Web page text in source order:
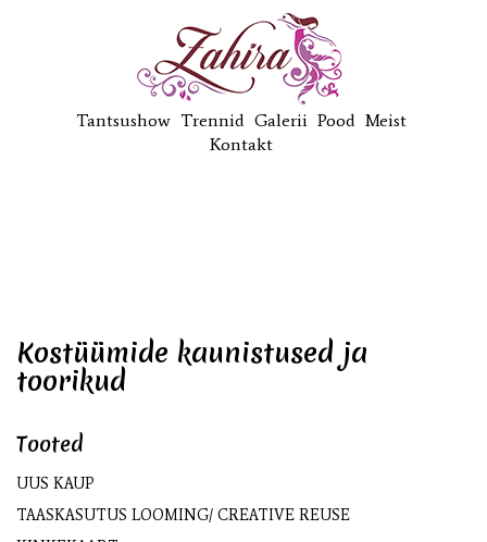
Tantsushow Trennid Galerii Pood Meist
Kontakt
Kostüümide kaunistused ja
toorikud
Tooted
UUS KAUP
TAASKASUTUS LOOMING/ CREATIVE REUSE